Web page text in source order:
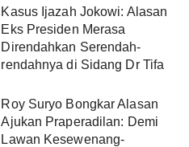
Kasus Ijazah Jokowi: Alasan
Eks Presiden Merasa
Direndahkan Serendah-
rendahnya di Sidang Dr Tifa
Roy Suryo Bongkar Alasan
Ajukan Praperadilan: Demi
Lawan Kesewenang-